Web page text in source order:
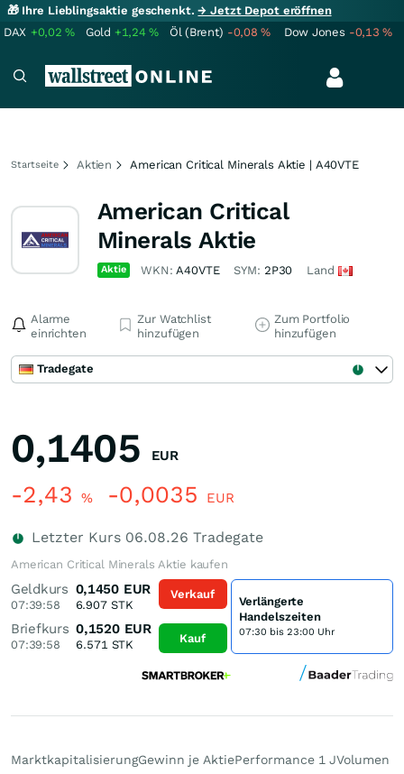
🎁 Ihre Lieblingsaktie geschenkt.→ Jetzt Depot eröffnen
DAX +0,02% Gold +1,24% Öl (Brent) -0,08% Dow Jones -0,13%
Startseite Aktien American Critical Minerals Aktie | A40VTE
American Critical
Minerals Aktie
Aktie WKN:A40VTE SYM: 2P30 Land
Alarme
einrichten
Zur Watchlist
hinzufügen
Zum Portfolio
hinzufügen
Tradegate
0,1405 EUR
-2,43 % -0,0035 EUR
Letzter Kurs 06.08.26 Tradegate
American Critical Minerals Aktie kaufen
Geldkurs
07:39:58
0,1450 EUR
6.907STK
Briefkurs
07:39:58
0,1520 EUR
6.571 STK
Verkauf
Kauf
Verlängerte
Handelszeiten
07:30 bis 23:00 Uhr
MarktkapitalisierungGewinn je AktiePerformance 1 JVolumen